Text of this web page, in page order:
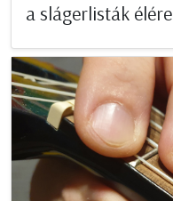
a slágerlisták